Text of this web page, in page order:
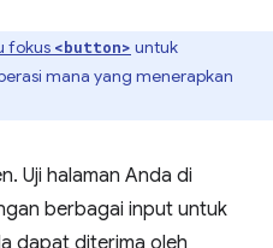
fokus <button> untuk
mana yang menerapkan
Uji halaman Anda di
berbagai input untuk
dapat diterima oleh